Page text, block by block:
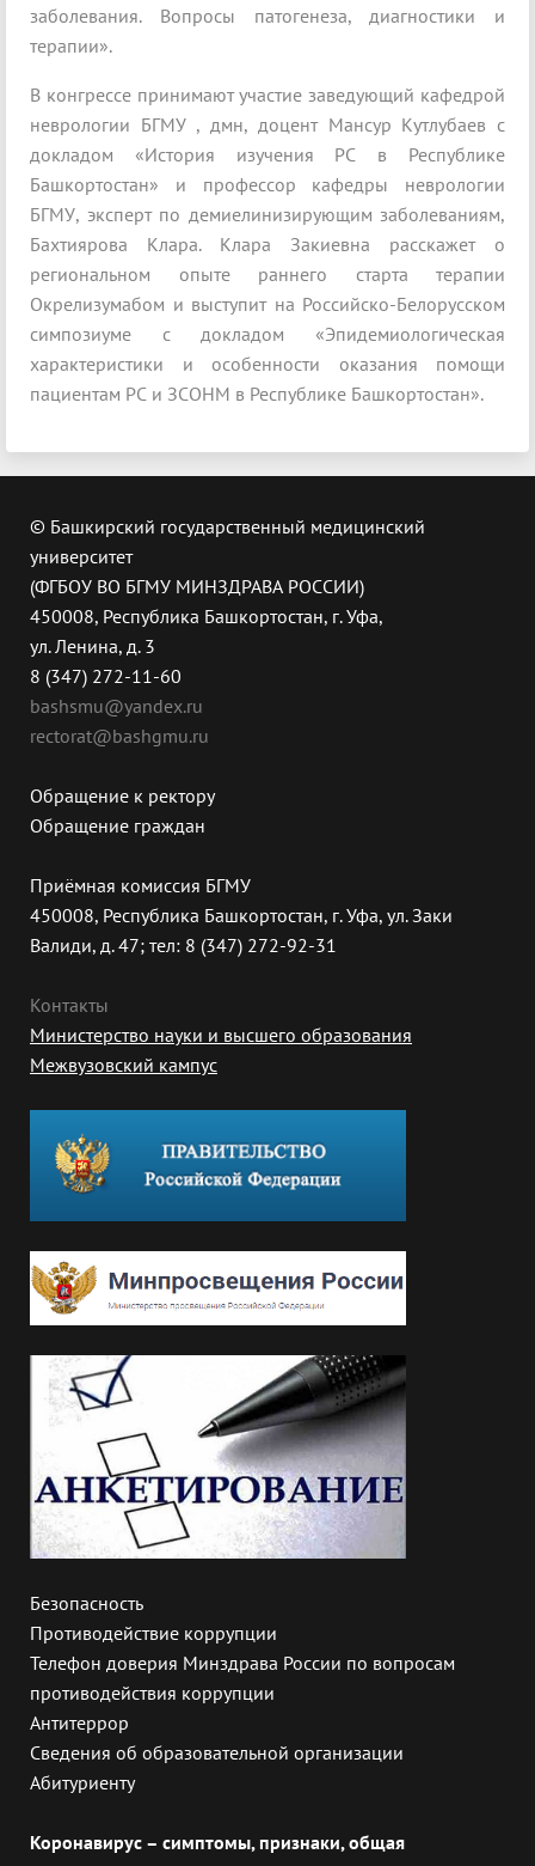
заболевания. Вопросы патогенеза, диагностики и
терапии».
В конгрессе принимают участие заведующий кафедрой
неврологии БГМУ , дмн, доцент Мансур Кутлубаев с
докладом «История изучения РС в Республике
Башкортостан» и профессор кафедры неврологии
БГМУ, эксперт по демиелинизирующим заболеваниям,
Бахтиярова Клара. Клара Закиевна расскажет о
региональном опыте раннего старта терапии
Окрелизумабом и выступит на Российско-Белорусском
симпозиуме с докладом «Эпидемиологическая
характеристики и особенности оказания помощи
пациентам РС и ЗСОНМ в Республике Башкортостан».
© Башкирский государственный медицинский
университет
(ФГБОУ ВО БГМУ МИНЗДРАВА РОССИИ)
450008, Республика Башкортостан, г. Уфа,
ул. Ленина, д. 3
8 (347) 272-11-60
bashsmu@yandex.ru
rectorat@bashgmu.ru
Обращение к ректору
Обращение граждан
Приёмная комиссия БГМУ
450008, Республика Башкортостан, г. Уфа, ул. Заки
Валиди, д. 47; тел: 8 (347) 272-92-31
Контакты
Министерство науки и высшего образования
Межвузовский кампус
Безопасность
Противодействие коррупции
Телефон доверия Минздрава России по вопросам
противодействия коррупции
Антитеррор
Сведения об образовательной организации
Абитуриенту
Коронавирус – симптомы, признаки, общая